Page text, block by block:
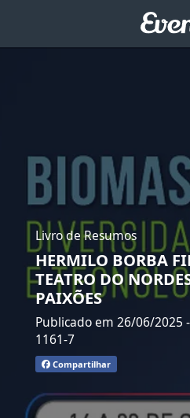
Livro de Resumos
HERMILO BORBA
TEATRO DO
PAIXÕES
Publicado em 26/06/2025
1161-7
Compartilhar